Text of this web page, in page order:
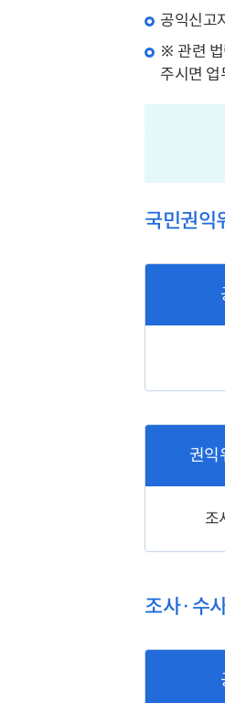
공익신고
※ 관련 법
주시면 업
국민권익
권익
조
조사·수